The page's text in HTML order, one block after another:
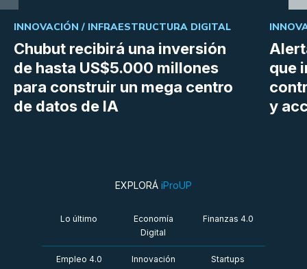
Chubut recibirá una inversión
de hasta US$5.000 millones
para construir un mega centro
de datos de IA
INNOVACIÓN / INFRAESTRUCTURA DIGITAL
que
y
EXPLORÁ iProUP
Lo último
Economía
Digital
Finanzas 4.0
Empleo 4.0 Innovación Startups